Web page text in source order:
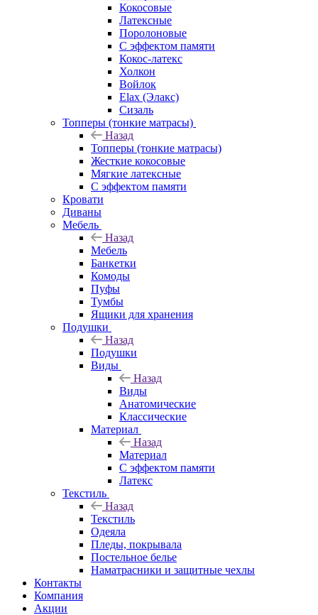
Кокосовые
Латексные
Поролоновые
С эффектом памяти
Кокос-латекс
Холкон
Войлок
Elax (Элакс)
Сизаль
Топперы (тонкие матрасы)
Назад
Топперы (тонкие матрасы)
Жесткие кокосовые
Мягкие латексные
С эффектом памяти
Кровати
Диваны
Мебель
Назад
Мебель
Банкетки
Комоды
Пуфы
Тумбы
Ящики для хранения
Подушки
Назад
Подушки
Виды
Назад
Виды
Анатомические
Классические
Материал
Назад
Материал
С эффектом памяти
Латекс
Текстиль
Назад
Текстиль
Одеяла
Пледы, покрывала
Постельное белье
Наматрасники и защитные чехлы
Контакты
Компания
Акции